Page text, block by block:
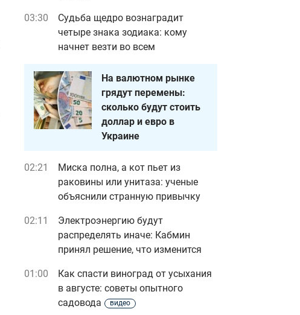
03:30
Судьба щедро вознаградит
четыре знака зодиака: кому
начнет везти во всем
На валютном рынке
грядут перемены:
сколько будут стоить
доллар и евро в
Украине
02:21
Миска полна, а кот пьет из
раковины или унитаза: ученые
объяснили странную привычку
02:11
Электроэнергию будут
распределять иначе: Кабмин
принял решение, что изменится
01:00
Как спасти виноград от усыхания
в августе: советы опытного
садовода
видео